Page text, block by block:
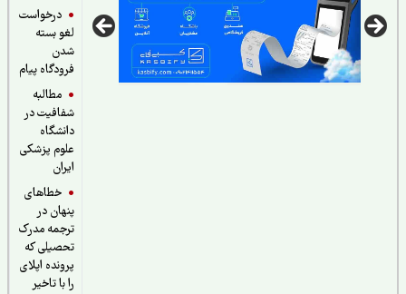
درخواست
لغو بسته
فرودگاه پیام
مطالبه
شفافیت در
دانشگاه
علوم پزشکی
خطاهای
پنهان در
ترجمه مدرک
تحصیلی که
پرونده اپلای
را با تاخیر